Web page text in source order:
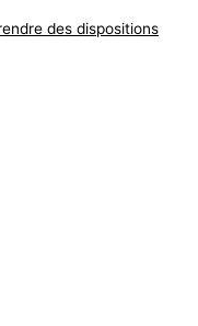
des dispositions